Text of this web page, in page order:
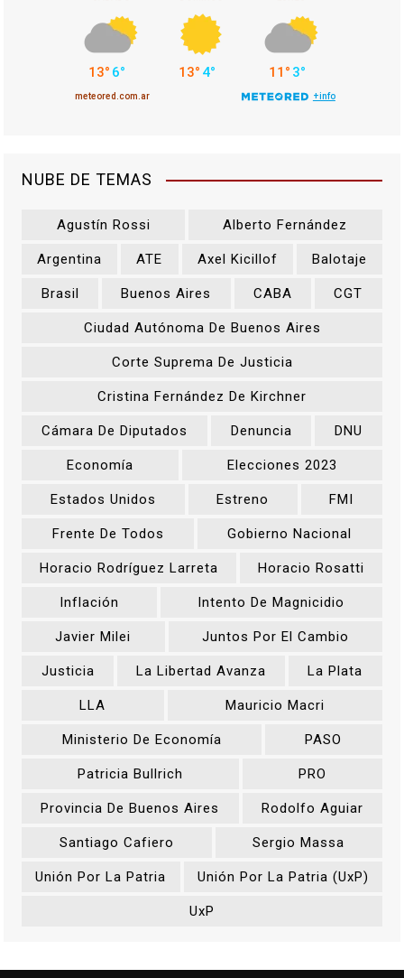
NUBE DE TEMAS
Agustín Rossi Alberto Fernández
Argentina ATE Axel Kicillof Balotaje
Brasil Buenos Aires CABA CGT
Ciudad Autónoma De Buenos Aires
Corte Suprema De Justicia
Cristina Fernández De Kirchner
Cámara De Diputados Denuncia DNU
Economía Elecciones 2023
Estados Unidos Estreno FMI
Frente De Todos Gobierno Nacional
Horacio Rodríguez Larreta Horacio Rosatti
Inflación Intento De Magnicidio
Javier Milei Juntos Por El Cambio
Justicia La Libertad Avanza La Plata
LLA Mauricio Macri
Ministerio De Economía PASO
Patricia Bullrich PRO
Provincia De Buenos Aires Rodolfo Aguiar
Santiago Cafiero Sergio Massa
Unión Por La Patria Unión Por La Patria (UxP)
UxP